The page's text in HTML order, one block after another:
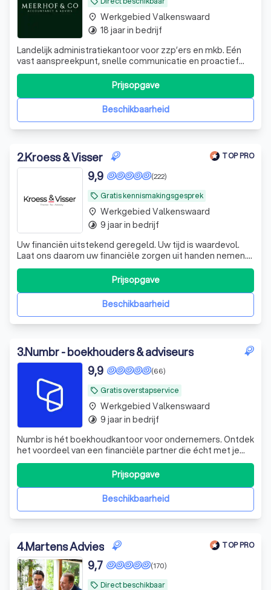
Landelijk administratiekantoor voor zzp’ers en mkb. Eén
vast aanspreekpunt, snelle communicatie en proactief
fiscaal en financieel advies.
Beschikbaarheid
Prijsopgave
place Werkgebied Valkenswaard
timelapse 18 jaar in bedrijf
2.Kroess & Visser TOP PRO
local_offer Gratis kennismakingsgesprek
(222)
9,9
Uw financiën uitstekend geregeld. Uw tijd is waardevol.
Laat ons daarom uw financiële zorgen uit handen nemen.
De experts van KroessVisser beheren al uw financiële
processen van A tot Z, zodat u met een gerust hart kunt
ondernemen. KroessVisser | Finance - Tax - Advisory ☎️
Plan een GRATIS ADVIESBeschikbaarheid
Prijsopgave
place Werkgebied Valkenswaard
timelapse 9 jaar in bedrijf
3.Numbr - boekhouders & adviseurs
local_offer Gratis overstapservice
(66)
9,9
Numbr is hét boekhoudkantoor voor ondernemers. Ontdek
het voordeel van een financiële partner die écht met je
meedenkt. En dat voor een vast bedrag per maand,
zonder verrassingen. Stap nu gratis over.
Beschikbaarheid
Prijsopgave
place Werkgebied Valkenswaard
timelapse 9 jaar in bedrijf
4.Martens Advies TOP PRO
local_offer Direct beschikbaar
(170)
9,7